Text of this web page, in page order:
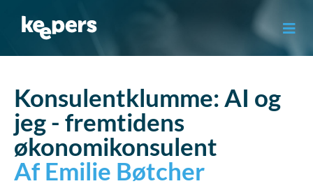
indholdet
Konsulentklumme: AI og
jeg - fremtidens
økonomikonsulent
Af Emilie Bøtcher